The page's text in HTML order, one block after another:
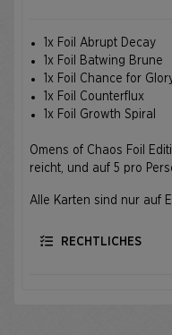
1x Foil Abrupt Decay
1x Foil Batwing Brune
1x Foil Chance for
1x Foil Counterflux
1x Foil Growth Spiral
Omens of Chaos Foil
reicht, und auf 5 pro
Alle Karten sind nur auf
RECHTLICHES